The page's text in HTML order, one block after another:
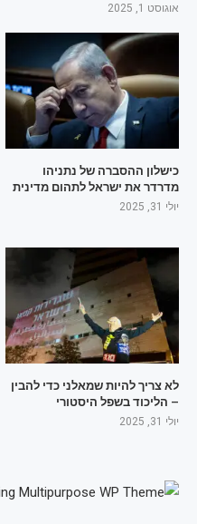
אוגוסט 1, 2025
כישלון ההסברה של נתניהו
מדרדר את ישראל לתהום מדינית
יולי 31, 2025
לא צריך להיות שמאלני כדי להבין
– הליכוד בשפל היסטורי
יולי 31, 2025